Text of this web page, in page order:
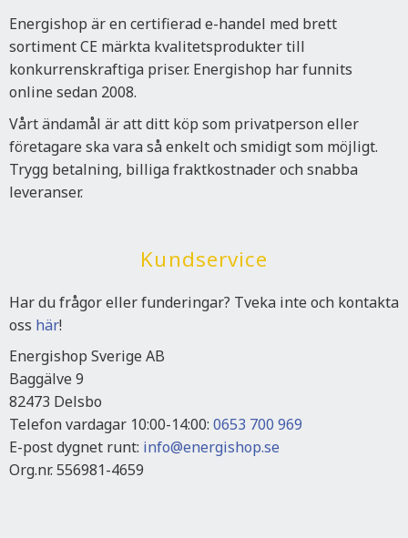
Energishop är en certifierad e-handel med brett
sortiment CE märkta kvalitetsprodukter till
konkurrenskraftiga priser. Energishop har funnits
online sedan 2008.
Vårt ändamål är att ditt köp som privatperson eller
företagare ska vara så enkelt och smidigt som möjligt.
Trygg betalning, billiga fraktkostnader och snabba
leveranser.
Kundservice
Har du frågor eller funderingar? Tveka inte och kontakta
oss här!
Energishop Sverige AB
Baggälve 9
82473 Delsbo
Telefon vardagar 10:00-14:00: 0653 700 969
E-post dygnet runt: info@energishop.se
Org.nr. 556981-4659